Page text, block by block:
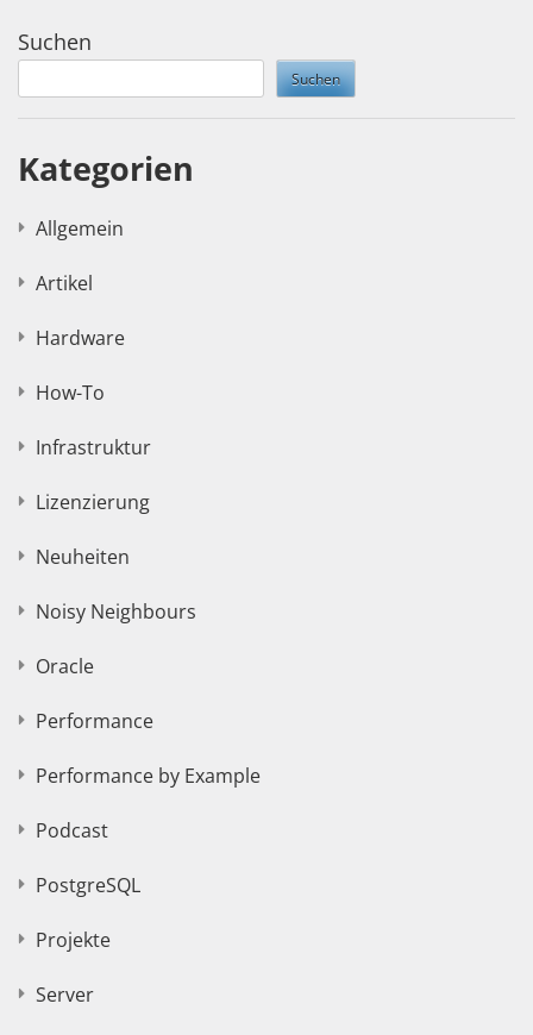
Suchen
Suchen
Kategorien
Allgemein
Artikel
Hardware
How-To
Infrastruktur
Lizenzierung
Neuheiten
Noisy Neighbours
Oracle
Performance
Performance by Example
Podcast
PostgreSQL
Projekte
Server